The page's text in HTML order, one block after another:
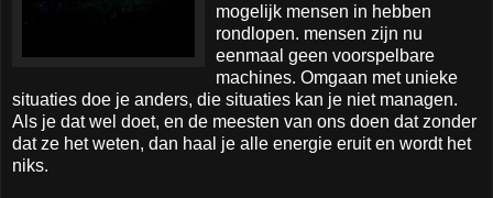
mogelijk mensen in hebben
rondlopen. mensen zijn nu
eenmaal geen voorspelbare
machines. Omgaan met unieke
situaties doe je anders, die situaties kan je niet managen.
Als je dat wel doet, en de meesten van ons doen dat zonder
dat ze het weten, dan haal je alle energie eruit en wordt het
niks.